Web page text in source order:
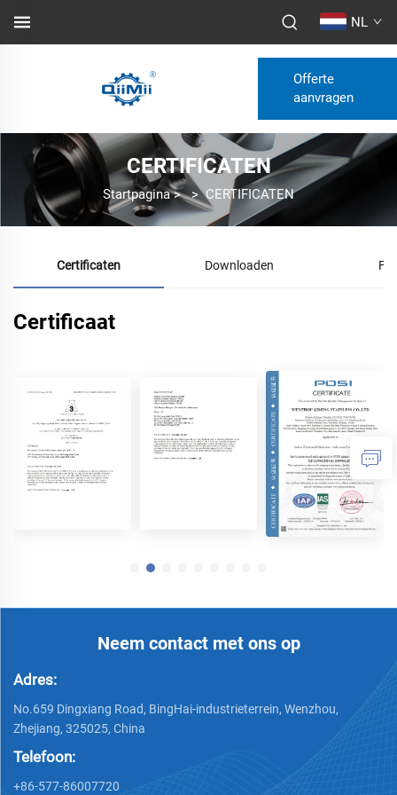
NL
Offerte
aanvragen
CERTIFICATEN
Startpagina>>CERTIFICATEN
Certificaten Downloaden
Certificaat
Neem contact met ons op
Adres:
No.659 Dingxiang Road, BingHai-industrieterrein, Wenzhou,
Zhejiang, 325025, China
Telefoon:
+86-577-86007720